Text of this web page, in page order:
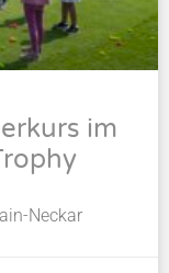
im
Neckar